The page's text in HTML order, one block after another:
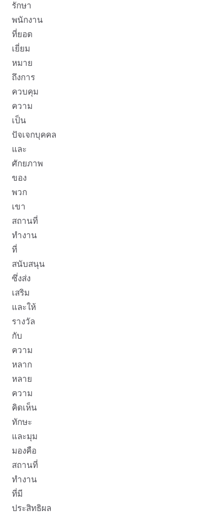
รักษา
พนักงาน
ที่ยอด
เยี่ยม
หมาย
ถึงการ
ควบคุม
ความ
เป็น
ปัจเจกบุคคล
และ
ศักยภาพ
ของ
พวก
เขา
สถานที่
ทำงาน
ที่
สนับสนุน
ซึ่งส่ง
เสริม
และให้
รางวัล
กับ
ความ
หลาก
หลาย
ความ
คิดเห็น
ทักษะ
และมุม
มองคือ
สถานที่
ทำงาน
ที่มี
ประสิทธิผล